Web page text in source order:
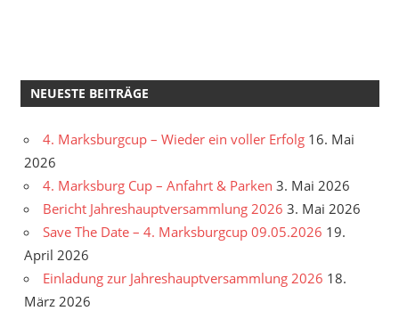
NEUESTE BEITRÄGE
4. Marksburgcup – Wieder ein voller Erfolg 16. Mai
2026
4. Marksburg Cup – Anfahrt & Parken 3. Mai 2026
Bericht Jahreshauptversammlung 2026 3. Mai 2026
Save The Date – 4. Marksburgcup 09.05.2026 19.
April 2026
Einladung zur Jahreshauptversammlung 2026 18.
März 2026